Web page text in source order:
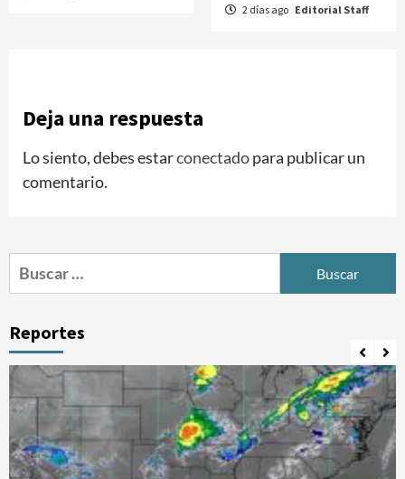
2 días ago Editorial Staff
Deja una respuesta
Lo siento, debes estarconectadopara publicar un
comentario.
Buscar:
Reportes